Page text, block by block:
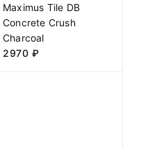
Maximus Tile DB
Concrete Crush
Charcoal
2970 ₽